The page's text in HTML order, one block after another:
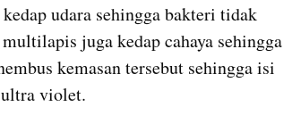
udara sehingga bakteri tidak
juga kedap cahaya sehingga
kemasan tersebut sehingga isi
violet.